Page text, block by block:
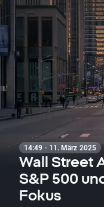
14:49 · 11. März 2025
Wall Street
S&P 500
Fokus